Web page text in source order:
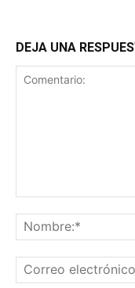
DEJA UNA